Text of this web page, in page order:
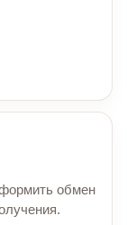
обмен